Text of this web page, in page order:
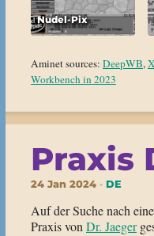
Nudel-Pix
Aminet sources: DeepWB,
Workbench in 2023
Praxis
24 Jan 2024 DE
Auf der Suche nach
Praxis von Dr. Jaeger